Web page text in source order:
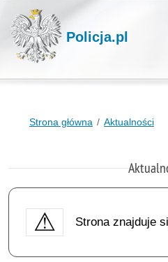
Policja.pl
Strona główna Aktualności
Strona znajduje